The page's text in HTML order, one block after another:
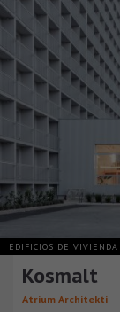
EDIFICIOS DE VIVIENDA
Kosmalt
Atrium Architekti